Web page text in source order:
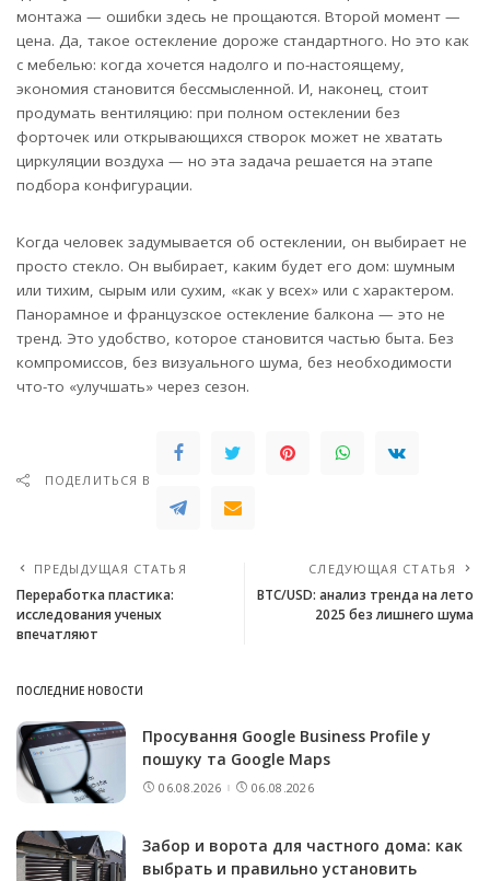
монтажа — ошибки здесь не прощаются. Второй момент —
цена. Да, такое остекление дороже стандартного. Но это как
с мебелью: когда хочется надолго и по-настоящему,
экономия становится бессмысленной. И, наконец, стоит
продумать вентиляцию: при полном остеклении без
форточек или открывающихся створок может не хватать
циркуляции воздуха — но эта задача решается на этапе
подбора конфигурации.
Когда человек задумывается об остеклении, он выбирает не
просто стекло. Он выбирает, каким будет его дом: шумным
или тихим, сырым или сухим, «как у всех» или с характером.
Панорамное и французское остекление балкона — это не
тренд. Это удобство, которое становится частью быта. Без
компромиссов, без визуального шума, без необходимости
что-то «улучшать» через сезон.
ПОДЕЛИТЬСЯ В
ПРЕДЫДУЩАЯ СТАТЬЯ
Переработка пластика:
исследования ученых
впечатляют
СЛЕДУЮЩАЯ СТАТЬЯ
BTC/USD: анализ тренда на лето
2025 без лишнего шума
ПОСЛЕДНИЕ НОВОСТИ
Просування Google Business Profile у
пошуку та Google Maps
06.08.2026 06.08.2026
Забор и ворота для частного дома: как
выбрать и правильно установить